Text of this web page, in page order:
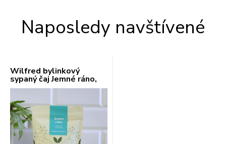
Naposledy navštívené
Wilfred bylinkový
sypaný čaj Jemné ráno,
100 g